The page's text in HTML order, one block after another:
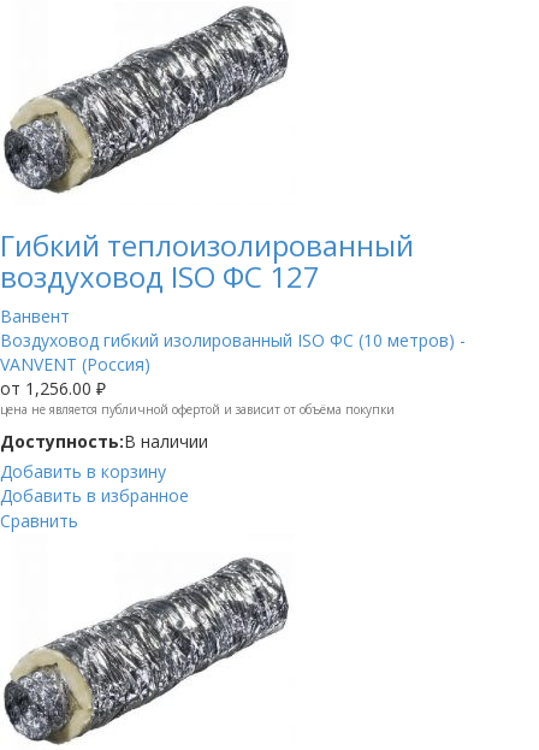
Гибкий теплоизолированный
воздуховод ISO ФС 127
Ванвент
Воздуховод гибкий изолированный ISO ФС (10 метров) -
VANVENT (Россия)
от 1,256.00 ₽
цена не является публичной офертой и зависит от объёма покупки
Доступность:В наличии
Добавить в корзину
Добавить в избранное
Сравнить